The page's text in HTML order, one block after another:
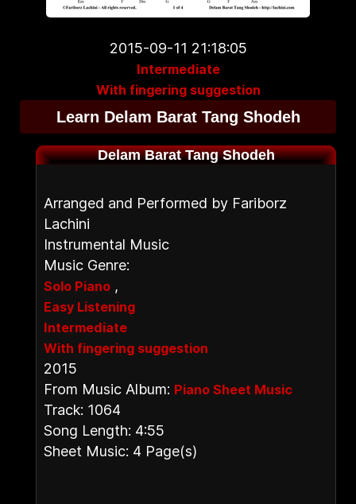
2015-09-11 21:18:05
Intermediate
With fingering suggestion
Learn Delam Barat Tang Shodeh
Delam Barat Tang Shodeh
Arranged and Performed by Fariborz
Lachini
Instrumental Music
Music Genre:
Solo Piano ,
Easy Listening
Intermediate
With fingering suggestion
2015
From Music Album: Piano Sheet Music
Track: 1064
Song Length: 4:55
Sheet Music: 4 Page(s)